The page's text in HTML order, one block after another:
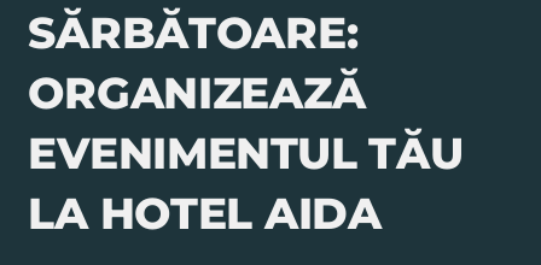
SĂRBĂTOARE:
ORGANIZEAZĂ
EVENIMENTUL TĂU
LA HOTEL AIDA